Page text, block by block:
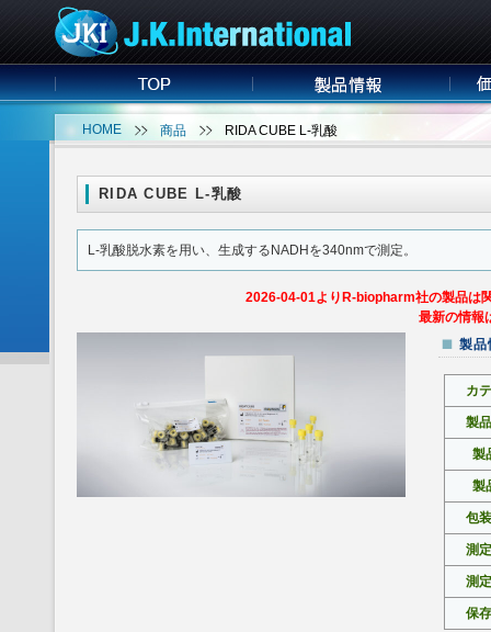
HOME 商品 RIDA CUBE L-乳酸
RIDA CUBE L-乳酸
L-乳酸脱水素を用い、生成するNADHを340nmで測定。
2026-04-01よりR-biopharm社の製品は
最新の情報
製品
カ
製
製
製
包
測
測
保